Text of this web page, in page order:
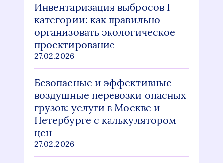
Инвентаризация выбросов I
категории: как правильно
организовать экологическое
проектирование
27.02.2026
Безопасные и эффективные
воздушные перевозки опасных
грузов: услуги в Москве и
Петербурге с калькулятором
цен
27.02.2026